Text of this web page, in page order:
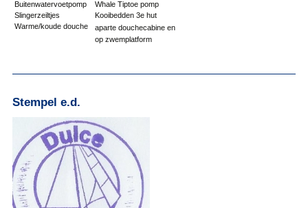
Buitenwatervoetpomp
Whale Tiptoe pomp
Slingerzeiltjes
Kooibedden 3e hut
Warme/koude douche
aparte douchecabine en
op zwemplatform
Stempel e.d.